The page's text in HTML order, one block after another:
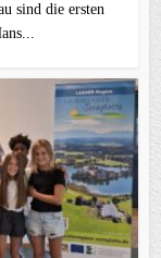
sind die ersten